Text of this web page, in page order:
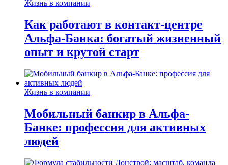
Жизнь в компании
Как работают в контакт-центре
Альфа-Банка: богатый жизненный
опыт и крутой старт
Жизнь в компании
Мобильный банкир в Альфа-
Банке: профессия для активных
людей